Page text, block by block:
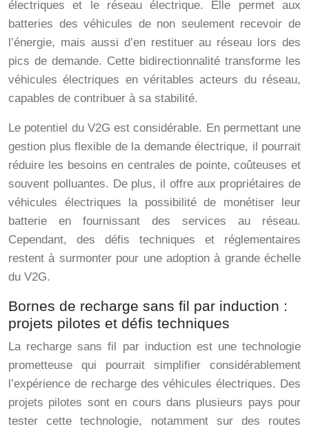
électriques et le réseau électrique. Elle permet aux
batteries des véhicules de non seulement recevoir de
l’énergie, mais aussi d’en restituer au réseau lors des
pics de demande. Cette bidirectionnalité transforme les
véhicules électriques en véritables acteurs du réseau,
capables de contribuer à sa stabilité.
Le potentiel du V2G est considérable. En permettant une
gestion plus flexible de la demande électrique, il pourrait
réduire les besoins en centrales de pointe, coûteuses et
souvent polluantes. De plus, il offre aux propriétaires de
véhicules électriques la possibilité de monétiser leur
batterie en fournissant des services au réseau.
Cependant, des défis techniques et réglementaires
restent à surmonter pour une adoption à grande échelle
du V2G.
Bornes de recharge sans fil par induction :
projets pilotes et défis techniques
La recharge sans fil par induction est une technologie
prometteuse qui pourrait simplifier considérablement
l’expérience de recharge des véhicules électriques. Des
projets pilotes sont en cours dans plusieurs pays pour
tester cette technologie, notamment sur des routes